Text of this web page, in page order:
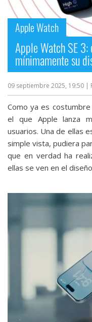
Operadores
Trucos
y
Tutoriales
Ciberseguridad
Sistemas
operativos
Profesional
Más
Foros
Apple Watch
Apple Watch SE
mínimamente su
09 septiembre 2025, 19:50 |
Como ya es
el que Apple lanza
usuarios. Una de ellas
simple vista, pudiera
que en verdad ha
ellas se ven en el